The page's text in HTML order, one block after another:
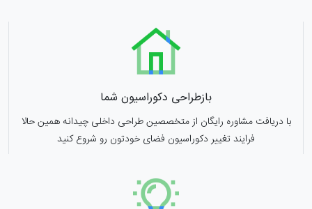
بازطراحی دکوراسیون شما
با دریافت مشاوره رایگان از متخصصین طراحی داخلی چیدانه همین حالا
فرایند تغییر دکوراسیون فضای خودتون رو شروع کنید